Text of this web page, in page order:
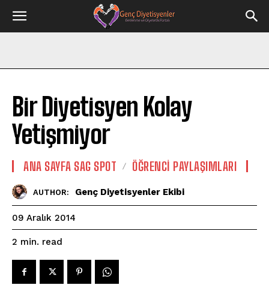
Bir Diyetisyen Kolay
Yetişmiyor
ANA SAYFA SAG SPOT ÖĞRENCI PAYLAŞIMLARI
AUTHOR: Genç Diyetisyenler Ekibi
09 Aralık 2014
2 min. read